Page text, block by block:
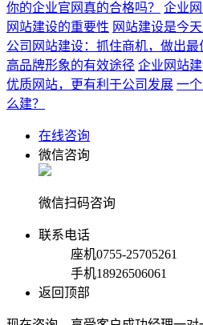
你的企业官网真的合格吗？
企业
网站建设的重要性 网站建设是今
公司网站建设：抓住商机，做出最
高品牌形象的有效途径 企业网站
优质网站，更有利于公司发展 一
么建？
在线咨询
微信咨询
微信扫码咨询
联系电话
座机0755-25705261
手机18926506061
返回顶部